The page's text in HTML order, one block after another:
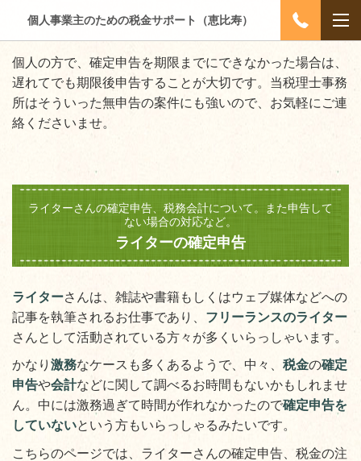
個人事業主のための税金サポート（恵比寿）
個人の方で、確定申告を期限までにできなかった場合は、
遅れてでも期限後申告することが大切です。当税理士事務
所はそういった無申告の案件にも強いので、お気軽にご連
絡くださいませ。
ライターさんの確定申告、税務会計について。また申告して
ない場合の対応など。
ライターの確定申告
ライターさんは、雑誌や書籍もしくはウェブ媒体などへの
記事を執筆されるお仕事であり、 フリーランスのライター
さんとして活動されている方々が多くいらっしゃいます。
かなり 激務なケースも多くあるようで、中々、 税金の確定
申告や会計などに関して調べるお時間もないかもしれませ
ん。中には激務過ぎて時間が作れなかったので確定申告を
していないという方もいらっしゃるみたいです。
こちらのページでは、ライターさんの確定申告、税金の注